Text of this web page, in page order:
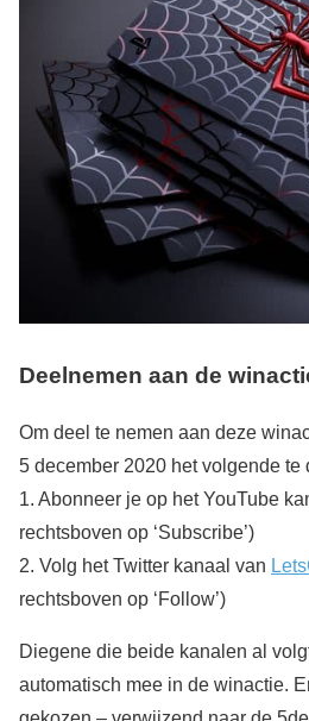
Deelnemen aan de
Om deel te nemen aan deze
5 december 2020 het volgende te
1. Abonneer je op het YouTube
rechtsboven op ‘Subscribe’)
2. Volg het Twitter kanaal van
rechtsboven op ‘Follow’)
Diegene die beide kanalen al
automatisch mee in de winactie.